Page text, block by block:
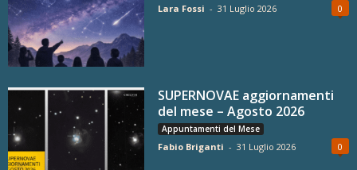
Lara Fossi - 31 Luglio 2026 0
SUPERNOVAE aggiornamenti
del mese – Agosto 2026
Appuntamenti del Mese
Fabio Briganti - 31 Luglio 2026 0